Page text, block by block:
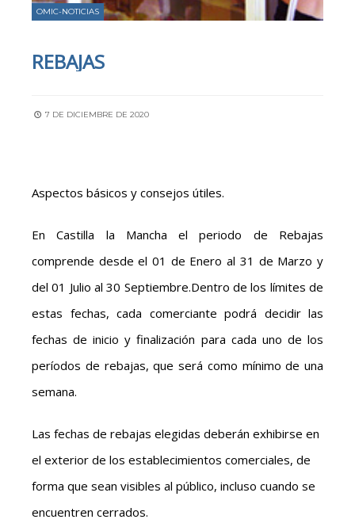
OMIC-NOTICIAS
REBAJAS
7 DE DICIEMBRE DE 2020
Aspectos básicos y consejos útiles.
En Castilla la Mancha el periodo de Rebajas
comprende desde el 01 de Enero al 31 de Marzo y
del 01 Julio al 30 Septiembre.Dentro de los límites de
estas fechas, cada comerciante podrá decidir las
fechas de inicio y finalización para cada uno de los
períodos de rebajas, que será como mínimo de una
semana.
Las fechas de rebajas elegidas deberán exhibirse en
el exterior de los establecimientos comerciales, de
forma que sean visibles al público, incluso cuando se
encuentren cerrados.